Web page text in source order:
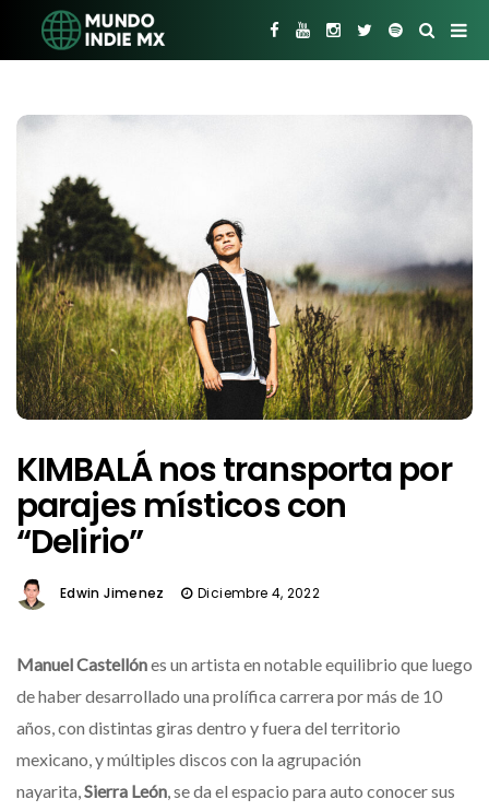
KIMBALÁ nos transporta por
parajes místicos con
“Delirio”
Edwin Jimenez Diciembre 4, 2022
Manuel Castellónes un artista en notable equilibrio que luego
de haber desarrollado una prolífica carrera por más de 10
años, con distintas giras dentro y fuera del territorio
mexicano, y múltiples discos con la agrupación
nayarita,Sierra León, se da el espacio para auto conocer sus